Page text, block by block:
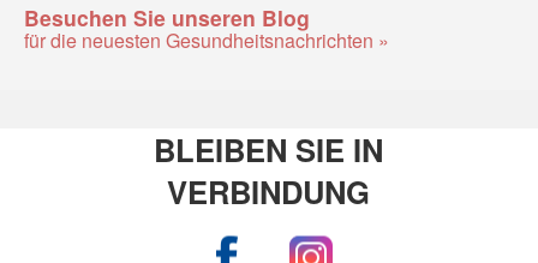
Besuchen Sie unseren Blog
für die neuesten Gesundheitsnachrichten »
BLEIBEN SIE IN
VERBINDUNG